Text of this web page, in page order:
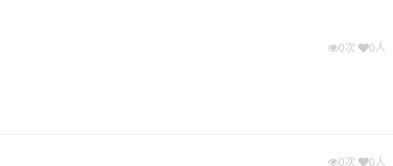
0次 0人
0次 0人